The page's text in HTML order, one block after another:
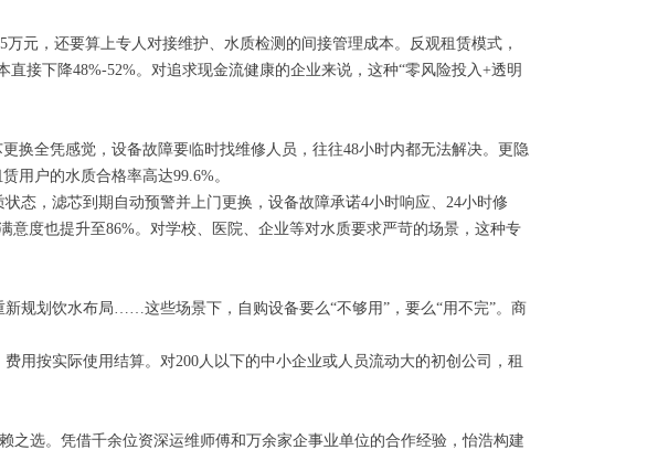
元，还要算上专人对接维护、水质检测的间接管理成本。反观租赁模式，
接下降48%-52%。对追求现金流健康的企业来说，这种“零风险投入+透明
换全凭感觉，设备故障要临时找维修人员，往往48小时内都无法解决。更隐
用户的水质合格率高达99.6%。
态，滤芯到期自动预警并上门更换，设备故障承诺4小时响应、24小时修
度也提升至86%。对学校、医院、企业等对水质要求严苛的场景，这种专
规划饮水布局……这些场景下，自购设备要么“不够用”，要么“用不完”。商
用按实际使用结算。对200人以下的中小企业或人员流动大的初创公司，租
选。凭借千余位资深运维师傅和万余家企事业单位的合作经验，怡浩构建